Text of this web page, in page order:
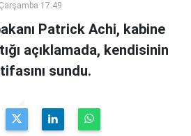
17:49
Patrick Achi, kabine
açıklamada, kendisinin
sundu.